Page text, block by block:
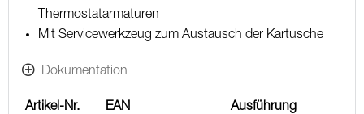
Thermostatarmaturen
Mit Servicewerkzeug zum Austausch der Kartusche
Dokumentation
Artikel-Nr. EAN Ausführung